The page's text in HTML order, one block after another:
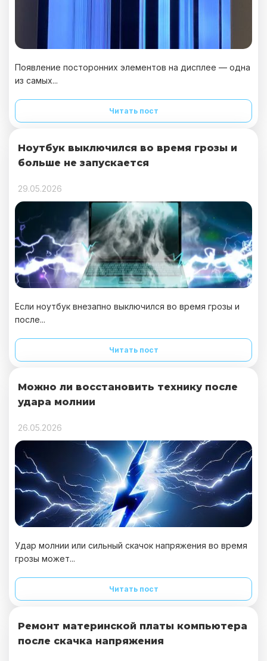
Появление посторонних элементов на дисплее — одна
из самых...
Читать пост
Ноутбук выключился во время грозы и
больше не запускается
29.05.2026
Если ноутбук внезапно выключился во время грозы и
после...
Читать пост
Можно ли восстановить технику после
удара молнии
26.05.2026
Удар молнии или сильный скачок напряжения во время
грозы может...
Читать пост
Ремонт материнской платы компьютера
после скачка напряжения